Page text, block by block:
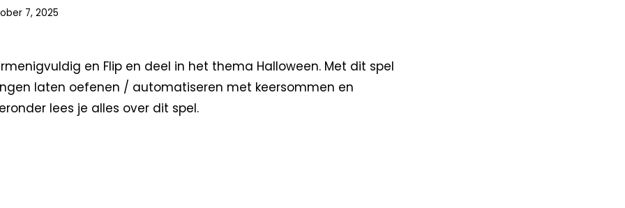
7, 2025
en Flip en deel in het thema Halloween. Met dit spel
laten oefenen / automatiseren met keersommen en
lees je alles over dit spel.